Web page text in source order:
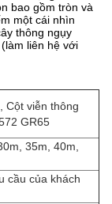
bao gồm tròn và
một cái nhìn
thông ngụy
liên hệ với
Cột viễn thông
GR65
35m, 40m,
cầu của khách